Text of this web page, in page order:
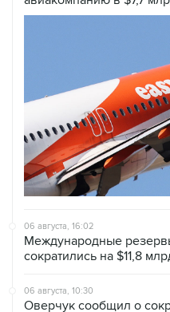
06 августа, 16:02
Международные
сократились на $11,8
06 августа, 10:30
Оверчук сообщил о